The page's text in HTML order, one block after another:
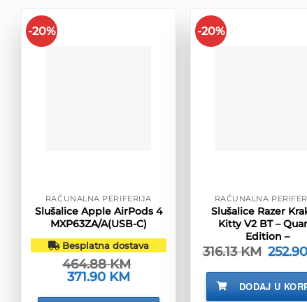
-20%
RAČUNALNA PERIFERIJA
Slušalice Apple AirPods 4
MXP63ZA/A(USB-C)
Besplatna dostava
464.88KM
Izvorna
cijena
bila
371.90 KM
je:
-20%
RAČUNALNA
Slušalice Razer
Kitty V2 BT –
Edition –
316.13KM Izvorna
cijena
bila
316.13
252.90
DODAJ U